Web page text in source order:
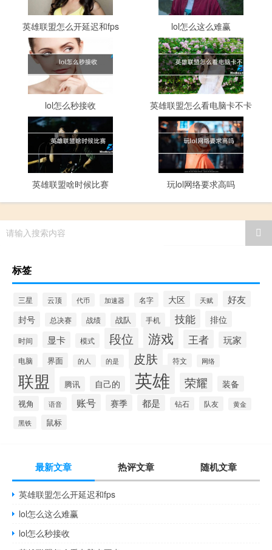
英雄联盟怎么开延迟和fps lol怎么这么难赢
lol怎么秒接收 英雄联盟怎么看电脑卡不卡
英雄联盟啥时候比赛 玩lol网络要求高吗
请输入搜索内容
标签
三星 云顶 代币 加速器 名字 大区 天赋 好友
封号 总决赛 战绩 战队 手机 技能 排位
时间 显卡 模式 段位 游戏 王者 玩家
电脑 界面 的人 的是 皮肤 符文 网络
联盟 腾讯 自己的 英雄 荣耀 装备
视角 语音 账号 赛季 都是 钻石 队友 黄金
黑铁 鼠标
最新文章 热评文章 随机文章
英雄联盟怎么开延迟和fps
lol怎么这么难赢
lol怎么秒接收